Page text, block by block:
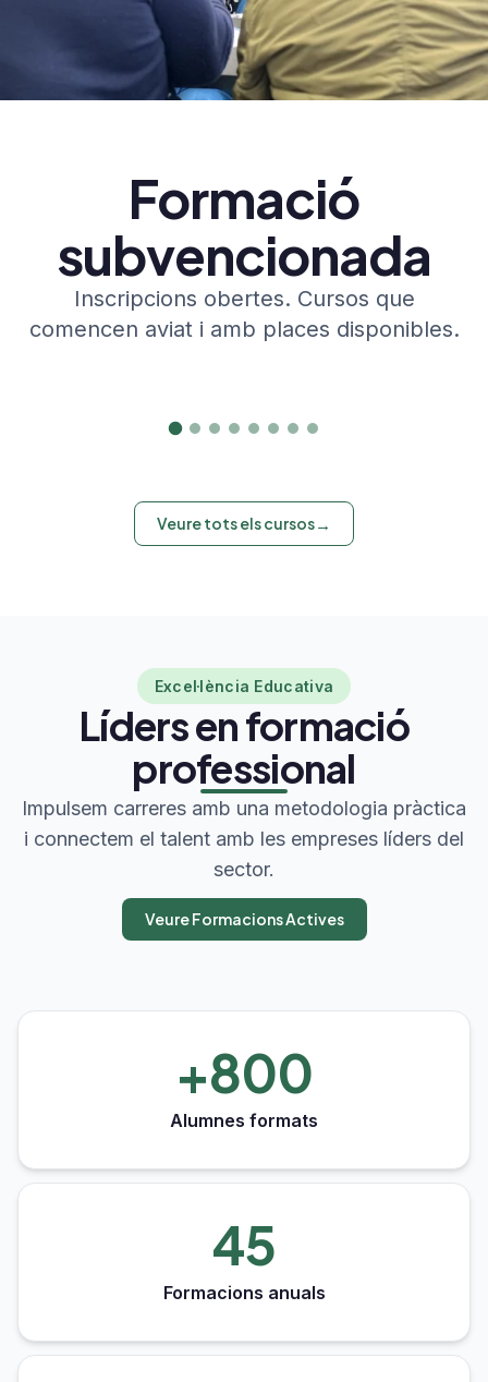
Formació
subvencionada
Inscripcions obertes. Cursos que
comencen aviat i amb places disponibles.
Sant Hilari Sacalm
Inici: Setembre 2026
9:00 - 14:00
Veure tots els cursos→
Excel·lència Educativa
Líders en formació
professional
Impulsem carreres amb una metodologia pràctica
i connectem el talent amb les empreses líders del
sector.
Veure Formacions Actives
+800
Alumnes formats
45
Formacions anuals